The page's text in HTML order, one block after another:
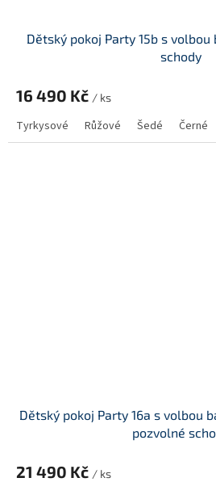
Dětský pokoj Party 15b s
schody
16 490 Kč / ks
Tyrkysové Růžové Šedé Černé
Dětský pokoj Party 16a s volbou
pozvolné
21 490 Kč / ks